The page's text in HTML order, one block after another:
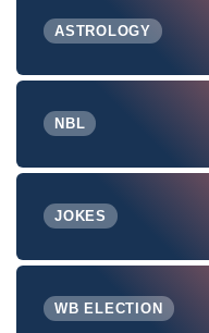
ASTROLOGY
NBL
JOKES
WB ELECTION